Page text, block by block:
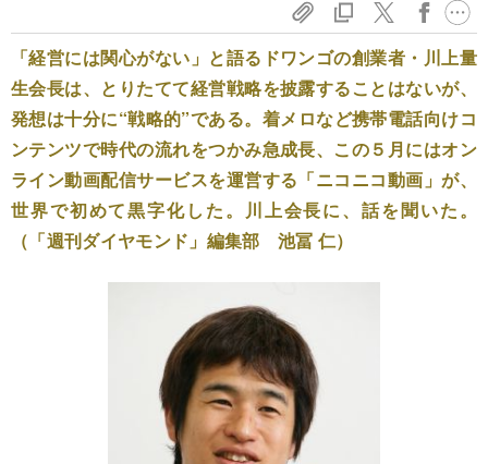
「経営には関心がない」と語るドワンゴの創業者・川上量
生会長は、とりたてて経営戦略を披露することはないが、
発想は十分に“戦略的”である。着メロなど携帯電話向けコ
ンテンツで時代の流れをつかみ急成長、この５月にはオン
ライン動画配信サービスを運営する「ニコニコ動画」が、
世界で初めて黒字化した。川上会長に、話を聞いた。
（「週刊ダイヤモンド」編集部 池冨 仁）